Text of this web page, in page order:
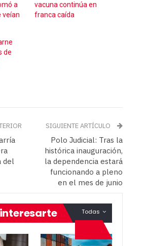
a
veían
vacuna continúa en
franca caída
de
del
SIGUIENTE ARTÍCULO
Polo Judicial: Tras la
histórica inauguración,
la dependencia estará
funcionando a pleno
en el mes de junio
Todas